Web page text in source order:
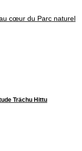
cœur du Parc naturel
Trächu Hittu